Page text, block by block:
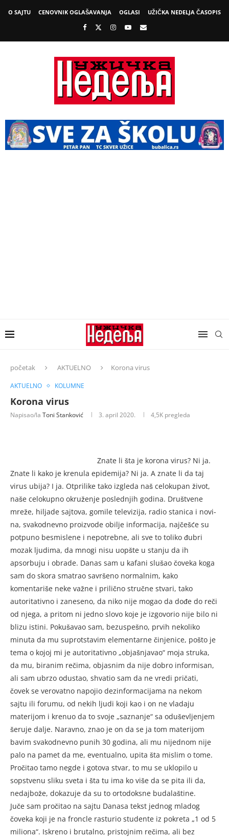
O SAJTU CENOVNIK OGLAŠAVANJA OGLASI UŽIČKA NEDELJA ČASOPIS
početak AKTUELNO Korona virus
AKTUELNO KOLUMNE
Korona virus
Napisao/la Toni Stanković 3. april 2020. 4,5K pregleda
Znate li šta je korona virus? Ni ja.
Znate li kako je krenu­la epidemija? Ni ja. A znate li da taj
virus ubija? I ja. Otpri­like tako izgleda naš celokupan život,
naše celokupno okruže­nje poslednjih godina. Društve­ne
mreže, hiljade sajtova, gomile televizija, radio stanica i novi­
na, svakodnevno proizvode obilje informacija, najčešće su
potpu­no besmislene i nepotrebne, ali sve to toliko đubri
mozak ljudi­ma, da mnogi nisu uopšte u stanju da ih
apsorbuju i obrade. Danas sam u kafani slušao čoveka ko­ga
sam do skora smatrao savrše­no normalnim, kako
komentariše neke važne i prilično stručne stvari, tako
autoritativno i za­neseno, da niko nije mogao da do­đe do reči
od njega, a pritom ni jedno slovo koje je izgovorio ni­je bilo ni
blizu istini. Pokuša­vao sam, bezuspešno, prvih neko­liko
minuta da mu suprotstavim elementarne činjenice, pošto je
tema o kojoj mi je autoritativno „objašnjavao“ moja struka,
da mu, biranim rečima, objasnim da nije dobro informisan,
ali sam ubrzo odustao, shvatio sam da ne vredi pričati,
čovek se verovatno na­pojio dezinformacijama na nekom
sajtu ili forumu, od nekih ljudi koji kao i on ne vladaju
materij­om i krenuo da to svoje „saznanje“ sa oduševljenjem
šeruje dalje. Na­ravno, znao je on da se ja tom mate­rijom
bavim svakodnevno punih 30 godina, ali mu nijednom nije
palo na pamet da me, eventualno, upita šta mislim o tome.
Pročitao ta­mo negde i gotova stvar, to mu se uklopilo u
sopstvenu sliku sve­ta i šta tu ima ko više da se pita ili da,
nedajbože, dokazuje da su to ortodoksne budalaštine.
Juče sam pročitao na sajtu Da­nasa tekst jednog mladog
čoveka koji je na froncle rasturio stu­dente iz pokreta „1 od 5
miliona“. Iskreno i brutalno, pristojnim rečima, ali bez